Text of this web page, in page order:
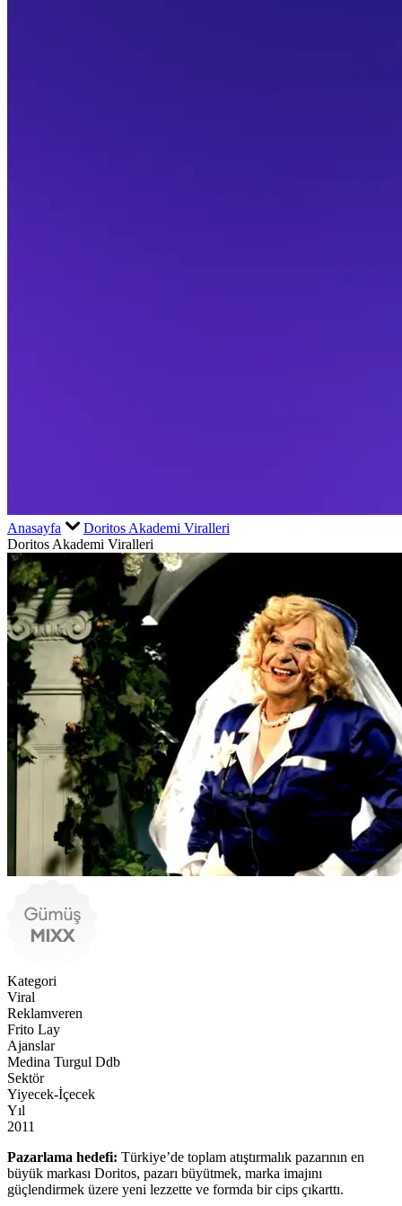
Anasayfa
Doritos Akademi Viralleri
Doritos Akademi Viralleri
Kategori
Viral
Reklamveren
Frito Lay
Ajanslar
Medina Turgul Ddb
Sektör
Yiyecek-İçecek
Yıl
2011
Pazarlama hedefi: Türkiye’de toplam atıştırmalık pazarının en
büyük markası Doritos, pazarı büyütmek, marka imajını
güçlendirmek üzere yeni lezzette ve formda bir cips çıkarttı.